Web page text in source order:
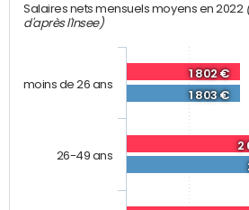
Salaires nets mensuels moyens en 2022
d'après l'Insee)
1 802 €
2
1 803 €
moins de 26 ans
26-49 ans